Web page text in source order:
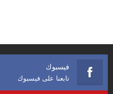
فيسبوك
تابعنا على فيسبوك